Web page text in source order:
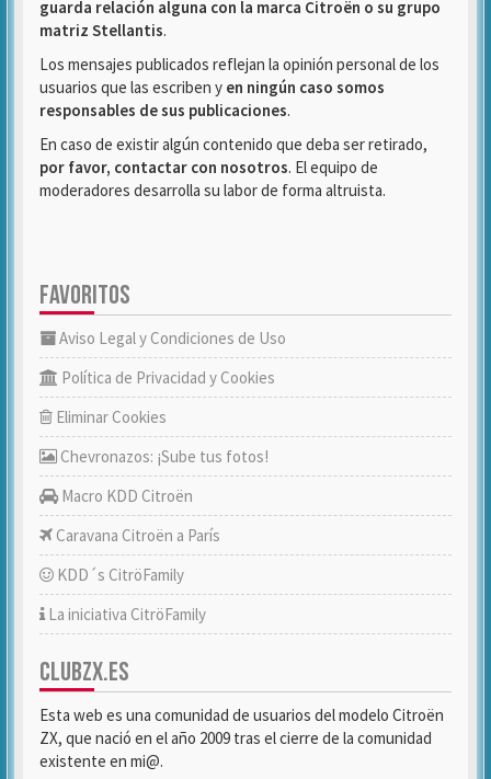
guarda relación alguna con la marca Citroën o su grupo
matriz Stellantis.
Los mensajes publicados reflejan la opinión personal de los
usuarios que las escriben y en ningún caso somos
responsables de sus publicaciones.
En caso de existir algún contenido que deba ser retirado,
por favor, contactar con nosotros. El equipo de
moderadores desarrolla su labor de forma altruista.
FAVORITOS
Aviso Legal y Condiciones de Uso
Política de Privacidad y Cookies
Eliminar Cookies
Chevronazos: ¡Sube tus fotos!
Macro KDD Citroën
Caravana Citroën a París
KDD´s CitröFamily
La iniciativa CitröFamily
CLUBZX.ES
Esta web es una comunidad de usuarios del modelo Citroën
ZX, que nació en el año 2009 tras el cierre de la comunidad
existente en mi@.